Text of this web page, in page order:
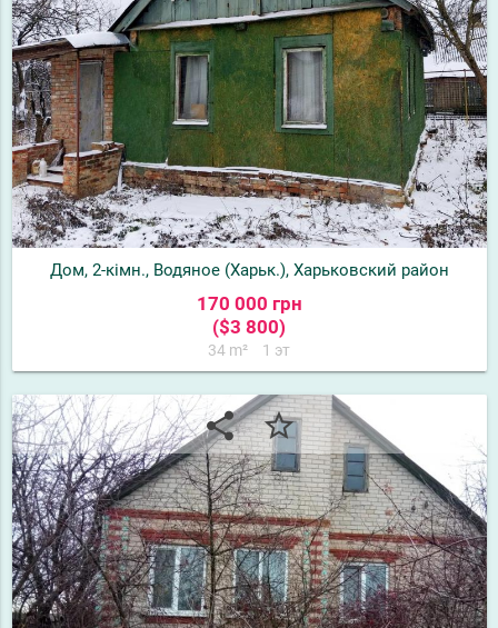
Дом, 2-кімн., Водяное (Харьк.), Харьковский район
170 000 грн
($3 800)
34 m² 1 эт
share star_border